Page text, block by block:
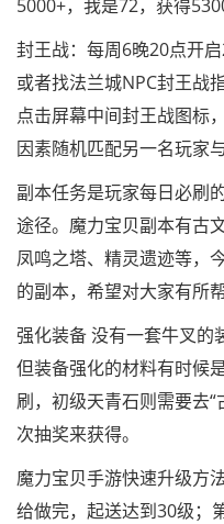
5000+，我是72，获得
封王战：每周6晚20点开
或者找法兰城NPC封王战
点击屏幕中间封王战图标
因素随机匹配另一名玩家
副本任务是玩家每日必刷
途径。魔力宝贝副本有古
凤鸣之塔、精灵遗迹等，
的副本，希望对大家有所帮
强化装备 没有一套牛叉的
但装备强化的材料有时候
刷，初级天青石则需要去
次抽奖来获得。
魔力宝贝手游快速升级方
给做完，起送达到30级；